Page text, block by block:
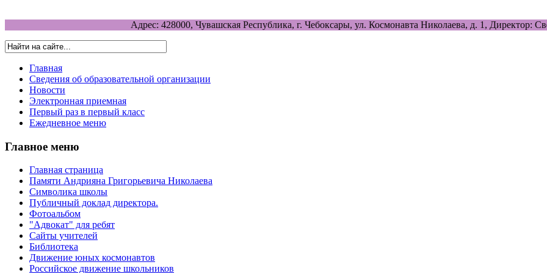
Адрес: 428000, Чувашская Республика, г. Чебоксары, ул. Космонавта Николаева, д. 1, Директор:
Главная
Сведения об образовательной организации
Новости
Электронная приемная
Первый раз в первый класс
Ежедневное меню
Главное меню
Главная страница
Памяти Андрияна Григорьевича Николаева
Символика школы
Публичный доклад директора.
Фотоальбом
"Адвокат" для ребят
Сайты учителей
Библиотека
Движение юных космонавтов
Российское движение школьников